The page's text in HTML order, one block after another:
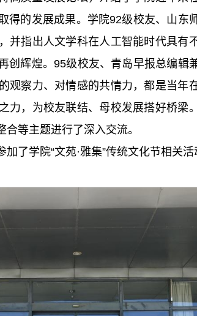
得的发展成果。学院92级校友、山东
并指出人文学科在人工智能时代具有
创辉煌。95级校友、青岛早报总编辑
观察力、对情感的共情力，都是当年
力，为校友联结、母校发展搭好桥梁
等主题进行了深入交流。
了学院“文苑·雅集”传统文化节相关活